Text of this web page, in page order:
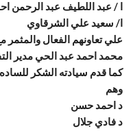
ا / عبد اللطيف عبد الرحمن
ا/ سعيد علي الشرقاوي
علي تعاونهم الفعال والمثمر
محمد احمد عبد الحي مدير
كما قدم سيادته الشكر
وهم
د احمد حسن
د فادي جلال